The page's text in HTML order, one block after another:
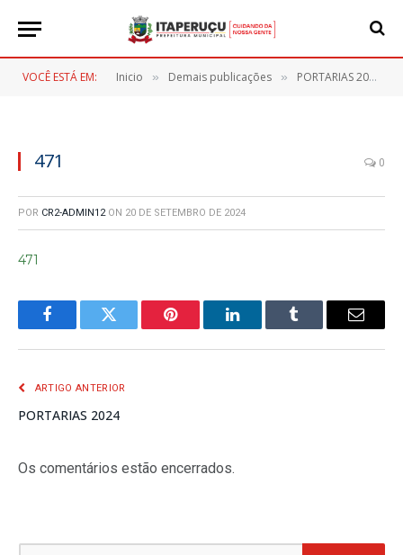
VOCÊ ESTÁ EM: Inicio » Demais publicações » PORTARIAS 2024
471 0
POR CR2-ADMIN12 ON 20 DE SETEMBRO DE 2024
471
FacebookTwitter Pinterest LinkedInTumblr
E-
ARTIGO ANTERIOR
PORTARIAS 2024
Os comentários estão encerrados.